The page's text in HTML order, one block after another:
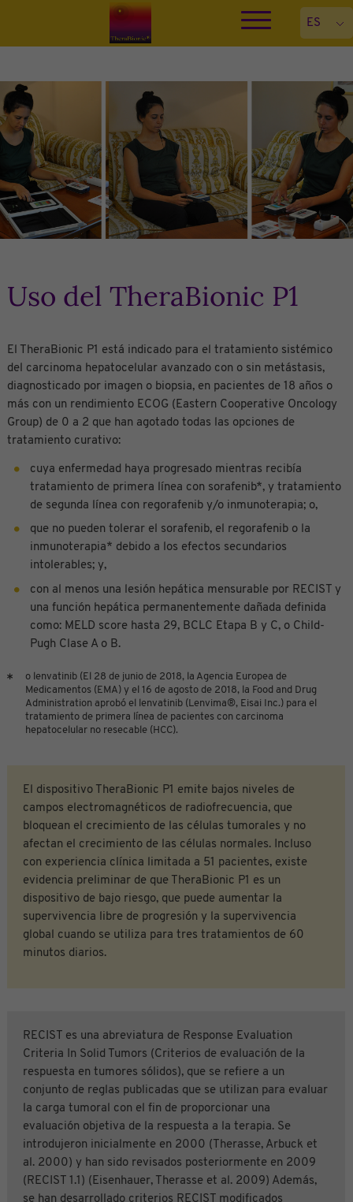
Uso del TheraBionic P1
El TheraBionic P1 está indicado para el tratamiento sistémico
del carcinoma hepatocelular avanzado con o sin metástasis,
diagnosticado por imagen o biopsia, en pacientes de 18 años o
más con un rendimiento ECOG (Eastern Cooperative Oncology
Group) de 0 a 2 que han agotado todas las opciones de
tratamiento curativo:
cuya enfermedad haya progresado mientras recibía
tratamiento de primera línea con sorafenib*, y tratamiento
de segunda línea con regorafenib y/o inmunoterapia; o,
que no pueden tolerar el sorafenib, el regorafenib o la
inmunoterapia* debido a los efectos secundarios
intolerables; y,
con al menos una lesión hepática mensurable por RECIST y
una función hepática permanentemente dañada definida
como: MELD score hasta 29, BCLC Etapa B y C, o Child-
Pugh Clase A o B.
o lenvatinib (El 28 de junio de 2018, la Agencia Europea de
Medicamentos (EMA) y el 16 de agosto de 2018, la Food and Drug
Administration aprobó el lenvatinib (Lenvima®, Eisai Inc.) para el
tratamiento de primera línea de pacientes con carcinoma
hepatocelular no resecable (HCC).
El dispositivo TheraBionic P1 emite bajos niveles de
campos electromagnéticos de radiofrecuencia, que
bloquean el crecimiento de las células tumorales y no
afectan el crecimiento de las células normales. Incluso
con experiencia clínica limitada a 51 pacientes, existe
evidencia preliminar de que TheraBionic P1 es un
dispositivo de bajo riesgo, que puede aumentar la
supervivencia libre de progresión y la supervivencia
global cuando se utiliza para tres tratamientos de 60
minutos diarios.
RECIST es una abreviatura de Response Evaluation
Criteria In Solid Tumors (Criterios de evaluación de la
respuesta en tumores sólidos), que se refiere a un
conjunto de reglas publicadas que se utilizan para evaluar
la carga tumoral con el fin de proporcionar una
evaluación objetiva de la respuesta a la terapia. Se
introdujeron inicialmente en 2000 (Therasse, Arbuck et
al. 2000) y han sido revisados posteriormente en 2009
(RECIST 1.1) (Eisenhauer, Therasse et al. 2009) Además,
se han desarrollado criterios RECIST modificados